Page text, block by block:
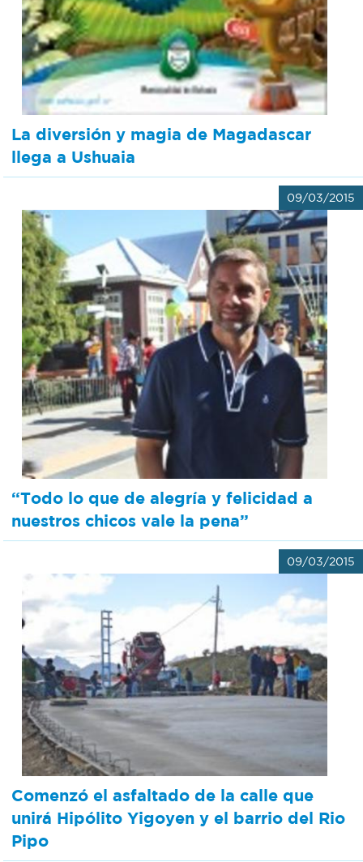
La diversión y magia de Magadascar
llega a Ushuaia
09/03/2015
“Todo lo que de alegría y felicidad a
nuestros chicos vale la pena”
09/03/2015
Comenzó el asfaltado de la calle que
unirá Hipólito Yigoyen y el barrio del Rio
Pipo